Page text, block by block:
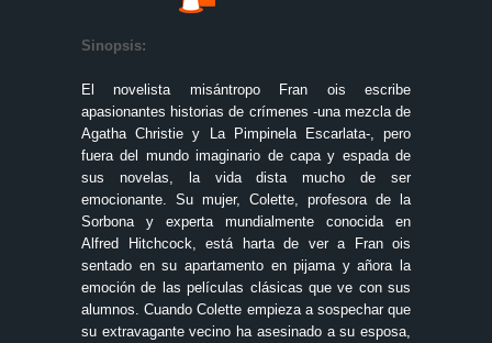
Sinopsis:
El novelista misántropo Fran ois escribe
apasionantes historias de crímenes -una mezcla de
Agatha Christie y La Pimpinela Escarlata-, pero
fuera del mundo imaginario de capa y espada de
sus novelas, la vida dista mucho de ser
emocionante. Su mujer, Colette, profesora de la
Sorbona y experta mundialmente conocida en
Alfred Hitchcock, está harta de ver a Fran ois
sentado en su apartamento en pijama y añora la
emoción de las películas clásicas que ve con sus
alumnos. Cuando Colette empieza a sospechar que
su extravagante vecino ha asesinado a su esposa,